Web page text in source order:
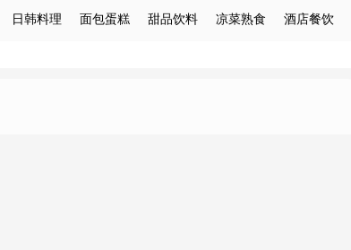
日韩料理 面包蛋糕 甜品饮料 凉菜熟食 酒店餐饮